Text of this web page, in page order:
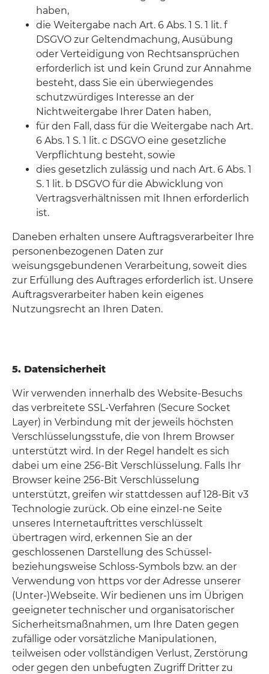
haben,
die Weitergabe nach Art. 6 Abs. 1 S. 1 lit. f
DSGVO zur Geltendmachung, Ausübung
oder Verteidigung von Rechtsansprüchen
erforderlich ist und kein Grund zur Annahme
besteht, dass Sie ein überwiegendes
schutzwürdiges Interesse an der
Nichtweitergabe Ihrer Daten haben,
für den Fall, dass für die Weitergabe nach Art.
6 Abs. 1 S. 1 lit. c DSGVO eine gesetzliche
Verpflichtung besteht, sowie
dies gesetzlich zulässig und nach Art. 6 Abs. 1
S. 1 lit. b DSGVO für die Abwicklung von
Vertragsverhältnissen mit Ihnen erforderlich
ist.
Daneben erhalten unsere Auftragsverarbeiter Ihre
personenbezogenen Daten zur
weisungsgebundenen Verarbeitung, soweit dies
zur Erfüllung des Auftrages erforderlich ist. Unsere
Auftragsverarbeiter haben kein eigenes
Nutzungsrecht an Ihren Daten.
5. Datensicherheit
Wir verwenden innerhalb des Website-Besuchs
das verbreitete SSL-Verfahren (Secure Socket
Layer) in Verbindung mit der jeweils höchsten
Verschlüsselungsstufe, die von Ihrem Browser
unterstützt wird. In der Regel handelt es sich
dabei um eine 256-Bit Verschlüsselung. Falls Ihr
Browser keine 256-Bit Verschlüsselung
unterstützt, greifen wir stattdessen auf 128-Bit v3
Technologie zurück. Ob eine einzel-ne Seite
unseres Internetauftrittes verschlüsselt
übertragen wird, erkennen Sie an der
geschlossenen Darstellung des Schüssel-
beziehungsweise Schloss-Symbols bzw. an der
Verwendung von https vor der Adresse unserer
(Unter-)Webseite. Wir bedienen uns im Übrigen
geeigneter technischer und organisatorischer
Sicherheitsmaßnahmen, um Ihre Daten gegen
zufällige oder vorsätzliche Manipulationen,
teilweisen oder vollständigen Verlust, Zerstörung
oder gegen den unbefugten Zugriff Dritter zu